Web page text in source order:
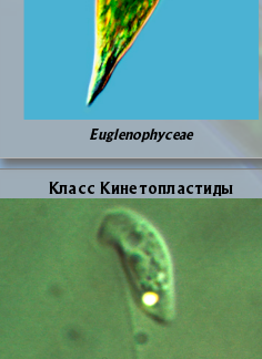
Euglenophyceae
Класс Ки­не­то­пла­сти­ды